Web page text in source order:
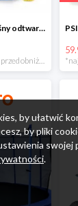
PSI PATROL Przenośny odtwarzacz CD Karaoke PAW -50%
*najniższa cena z 30 dni przed obniżką
by ułatwić
by pliki
swojej
.